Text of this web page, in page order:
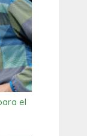
el